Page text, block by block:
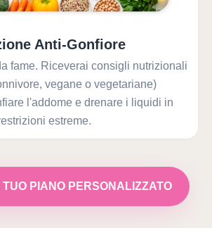
Anti-Gonfiore
fame. Riceverai consigli nutrizionali
vegane o vegetariane)
l'addome e drenare i liquidi in
estreme.
PIANO PERSONALIZZATO